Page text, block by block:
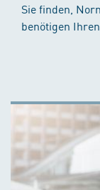
Sie finden,
benötigen